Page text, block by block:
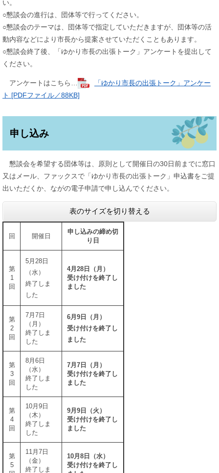
い。
○懇談会の進行は、団体等で行ってください。
○懇談会のテーマは、団体等で指定していただきますが、団体等の活
動内容などにより市長から提案させていただくこともあります。
○懇談会終了後、「ゆかり市長の出張トーク」アンケートを提出して
ください。
アンケートはこちら…
「ゆかり市長の出張トーク」アンケー
ト [PDFファイル／88KB]
申し込み
懇談会を希望する団体等は、原則として開催日の30日前までに窓口
又はメール、ファックスで「ゆかり市長の出張トーク」申込書をご提
出いただくか、ながの電子申請で申し込んでください。
表のサイズを切り替える
回 開催日
申し込みの締め切
り日
第
1
回
5月28日
（水）
終了しま
した
4月28日（月）
​受け付けを終了し
ました
第
2
回
7月7日
（月）
​終了しま
した
6月9日（月）
​受け付けを終了し
ました
第
3
回
8月6日
（水）
​​終了しま
した
7月7日（月）
​受け付けを終了し
ました
第
4
回
10月9日
（木）
​​終了しま
した
9月9日（火）
​受け付けを終了し
ました
​第
5
11月7日
（金）
​​​終了しま
10月8日（水）
​受け付けを終了し